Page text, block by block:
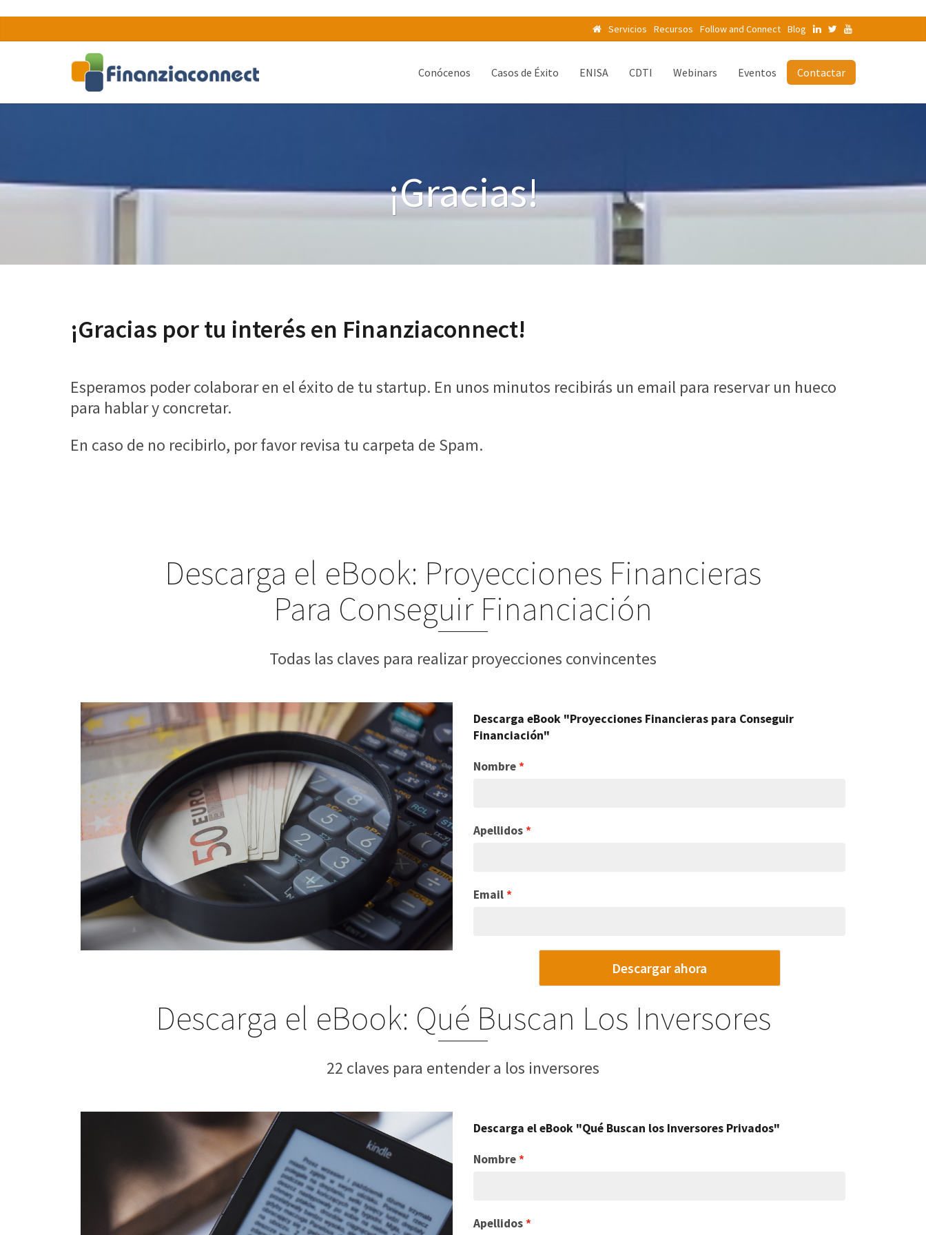
Servicios Recursos Follow and Connect Blog
Conócenos Casos de Éxito ENISA CDTI Webinars Eventos Contactar
¡Gracias!
¡Gracias por tu interés en Finanziaconnect!
Esperamos poder colaborar en el éxito de tu startup. En unos minutos recibirás un email para reservar un hueco
para hablar y concretar.
En caso de no recibirlo, por favor revisa tu carpeta de Spam.
Descarga el eBook: Proyecciones Financieras
Para Conseguir Financiación
Todas las claves para realizar proyecciones convincentes
Descarga eBook "Proyecciones Financieras para Conseguir
Financiación"
Nombre
Apellidos
Email
Descargar ahora
Descarga el eBook: Qué Buscan Los Inversores
22 claves para entender a los inversores
Descarga el eBook "Qué Buscan los Inversores Privados"
Nombre
Apellidos